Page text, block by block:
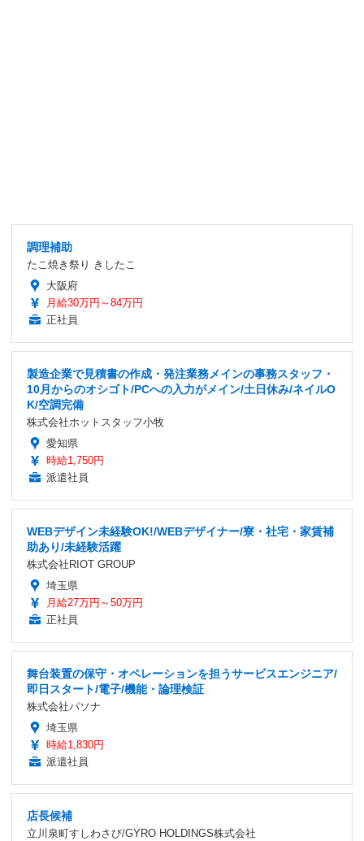
調理補助
たこ焼き祭り きしたこ
大阪府
月給30万円～84万円
正社員
製造企業で見積書の作成・発注業務メインの事務スタッフ・
10月からのオシゴト/PCへの入力がメイン/土日休み/ネイルO
K/空調完備
株式会社ホットスタッフ小牧
愛知県
時給1,750円
派遣社員
WEBデザイン未経験OK!/WEBデザイナー/寮・社宅・家賃補
助あり/未経験活躍
株式会社RIOT GROUP
埼玉県
月給27万円～50万円
正社員
舞台装置の保守・オペレーションを担うサービスエンジニア/
即日スタート/電子/機能・論理検証
株式会社パソナ
埼玉県
時給1,830円
派遣社員
店長候補
立川泉町すしわさび/GYRO HOLDINGS株式会社